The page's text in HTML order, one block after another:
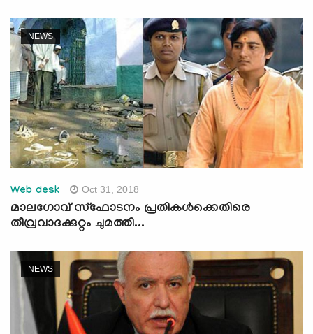
NEWS
Web desk Oct 31, 2018
മാലഗോവ് സ്‌ഫോടനം പ്രതികള്‍ക്കെതിരെ
തീവ്രവാദക്കുറ്റം ചുമത്തി...
NEWS